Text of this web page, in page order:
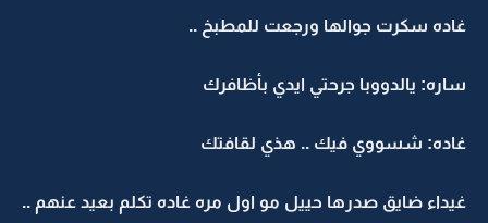
غاده سكرت جوالها ورجعت للمطبخ ..
ساره: يالدووبا جرحتي ايدي بأظافرك
غاده: شسووي فيك .. هذي لقافتك
غيداء ضايق صدرها حييل مو اول مره غاده تكلم بعيد عنهم ..